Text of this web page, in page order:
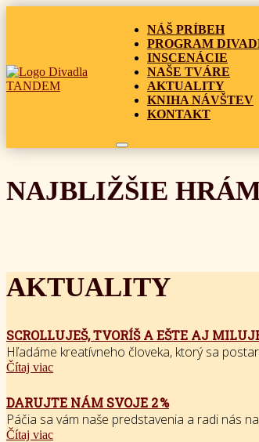
NÁŠ PRÍBEH
PROGRAM
INSCENÁCIE
NAŠE TVÁRE
AKTUALITY
KNIHA NÁVŠTEV
KONTAKT
NAJBLIŽŠIE
AKTUALITY
SCROLLUJEŠ, TVORÍŠ A EŠTE AJ
Hľadáme kreatívneho človeka, ktorý sa
Čítaj viac
DARUJTE NÁM SVOJE 2 %
Páčia sa vám naše predstavenia a radi nás
Čítaj viac